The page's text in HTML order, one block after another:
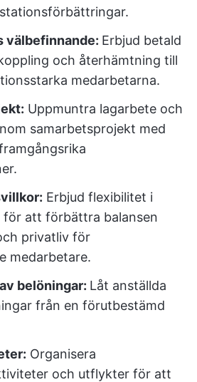
välbefinnande: Erbjud betald
och återhämtning till
medarbetarna.
Uppmuntra lagarbete och
samarbetsprojekt med
Erbjud flexibilitet i
för att förbättra balansen
privatliv för
medarbetare.
belöningar: Låt anställda
från en förutbestämd
Organisera
och utflykter för att